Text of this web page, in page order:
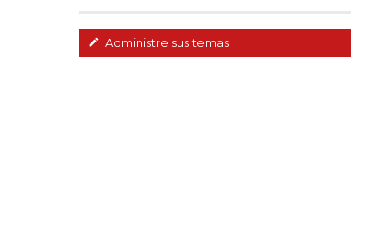
Administre sus temas